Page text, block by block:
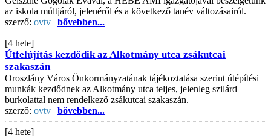
az iskola múltjáról, jelenéről és a következő tanév változásairól.
szerző: ovtv | bővebben...
[4 hete]
Útfelújítás kezdődik az Alkotmány utca zsákutcai
szakaszán
Oroszlány Város Önkormányzatának tájékoztatása szerint útépítési
munkák kezdődnek az Alkotmány utca teljes, jelenleg szilárd
burkolattal nem rendelkező zsákutcai szakaszán.
szerző: ovtv | bővebben...
[4 hete]